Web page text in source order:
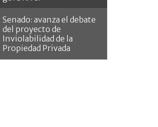
Senado: avanza el debate
del proyecto de
Inviolabilidad de la
Propiedad Privada